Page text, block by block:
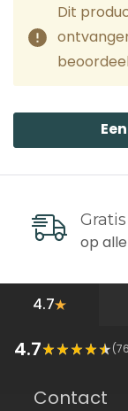
Dit
op
4.7
4.7 (
Contact